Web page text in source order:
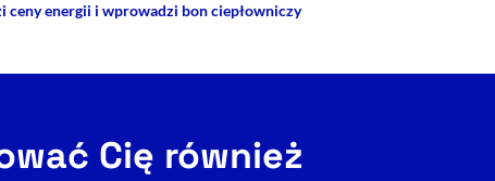
ceny energii i wprowadzi bon ciepłowniczy
Cię również